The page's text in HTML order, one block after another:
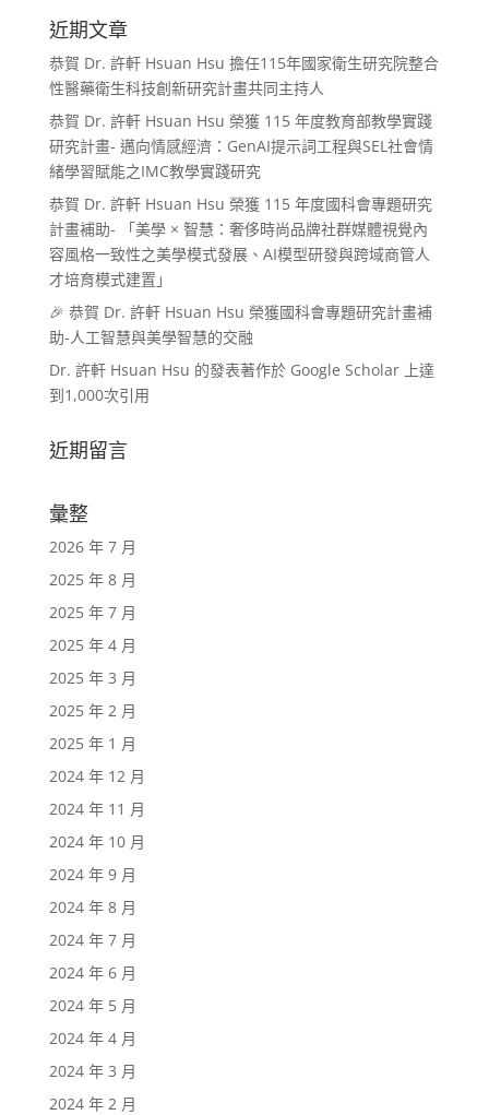
近期文章
恭賀 Dr. 許軒 Hsuan Hsu 擔任115年國家衛生研究院整合
性醫藥衛生科技創新研究計畫共同主持人
恭賀 Dr. 許軒 Hsuan Hsu 榮獲 115 年度教育部教學實踐
研究計畫- 邁向情感經濟：GenAI提示詞工程與SEL社會情
緒學習賦能之IMC教學實踐研究
恭賀 Dr. 許軒 Hsuan Hsu 榮獲 115 年度國科會專題研究
計畫補助- 「美學 × 智慧：奢侈時尚品牌社群媒體視覺內
容風格一致性之美學模式發展、AI模型研發與跨域商管人
才培育模式建置」
🎉 恭賀 Dr. 許軒 Hsuan Hsu 榮獲國科會專題研究計畫補
助-人工智慧與美學智慧的交融
Dr. 許軒 Hsuan Hsu 的發表著作於 Google Scholar 上達
到1,000次引用
近期留言
彙整
2026 年 7 月
2025 年 8 月
2025 年 7 月
2025 年 4 月
2025 年 3 月
2025 年 2 月
2025 年 1 月
2024 年 12 月
2024 年 11 月
2024 年 10 月
2024 年 9 月
2024 年 8 月
2024 年 7 月
2024 年 6 月
2024 年 5 月
2024 年 4 月
2024 年 3 月
2024 年 2 月